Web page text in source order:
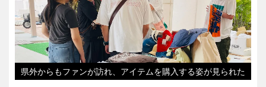
県外からもファンが訪れ、アイテムを購入する姿が見られた